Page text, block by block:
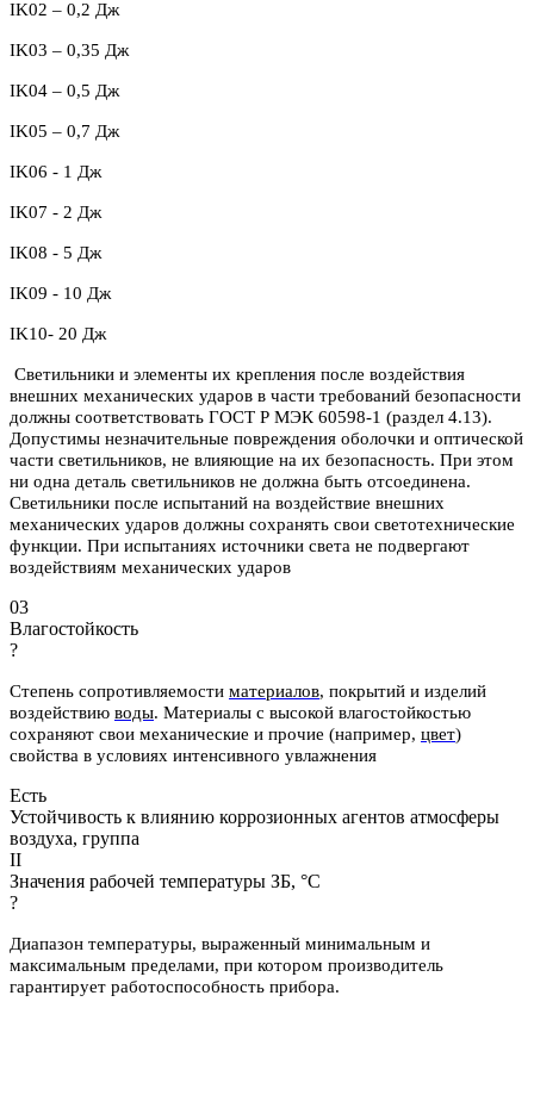
IK02 – 0,2 Дж
IK03 – 0,35 Дж
IK04 – 0,5 Дж
IK05 – 0,7 Дж
IK06 - 1 Дж
IK07 - 2 Дж
IK08 - 5 Дж
IK09 - 10 Дж
IK10- 20 Дж
Светильники и элементы их крепления после воздействия
внешних механических ударов в части требований безопасности
должны соответствовать ГОСТ Р МЭК 60598-1 (раздел 4.13).
Допустимы незначительные повреждения оболочки и оптической
части светильников, не влияющие на их безопасность. При этом
ни одна деталь светильников не должна быть отсоединена.
Светильники после испытаний на воздействие внешних
механических ударов должны сохранять свои светотехнические
функции. При испытаниях источники света не подвергают
воздействиям механических ударов
03
Влагостойкость
?
Степень сопротивляемости материалов, покрытий и изделий
воздействию воды. Материалы с высокой влагостойкостью
сохраняют свои механические и прочие (например, цвет)
свойства в условиях интенсивного увлажнения
Есть
Устойчивость к влиянию коррозионных агентов атмосферы
воздуха, группа
II
Значения рабочей температуры ЗБ, °С
?
Диапазон температуры, выраженный минимальным и
максимальным пределами, при котором производитель
гарантирует работоспособность прибора.